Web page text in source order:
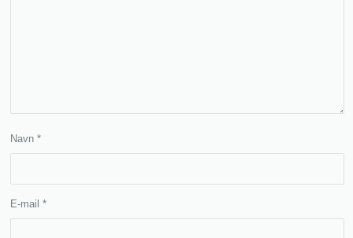
Navn*
E-mail*